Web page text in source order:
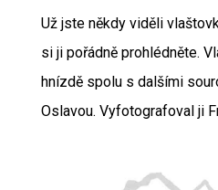
Už jste někdy viděli
si ji pořádně prohlédněte.
hnízdě spolu s dalšími
Oslavou. Vyfotografoval ji